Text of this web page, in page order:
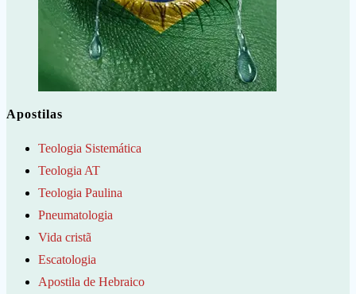
Apostilas
Teologia Sistemática
Teologia AT
Teologia Paulina
Pneumatologia
Vida cristã
Escatologia
Apostila de Hebraico